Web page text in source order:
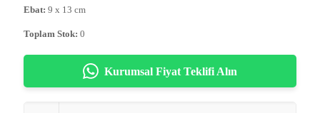
Ebat: 9 x 13 cm
Toplam Stok: 0
Kurumsal Fiyat Teklifi Alın